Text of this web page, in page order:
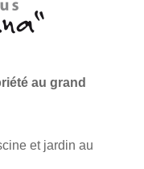
au grand
et jardin au